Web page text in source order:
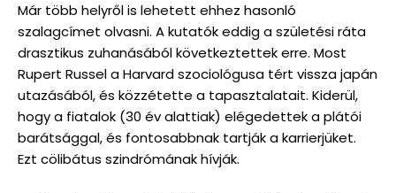
Már több helyről is lehetett ehhez hasonló
szalagcímet olvasni. A kutatók eddig a születési ráta
drasztikus zuhanásából következtettek erre. Most
Rupert Russel a Harvard szociológusa tért vissza japán
utazásából, és közzétette a tapasztalatait. Kiderül,
hogy a fiatalok (30 év alattiak) elégedettek a plátói
barátsággal, és fontosabbnak tartják a karrierjüket.
Ezt cölibátus szindrómának hívják.